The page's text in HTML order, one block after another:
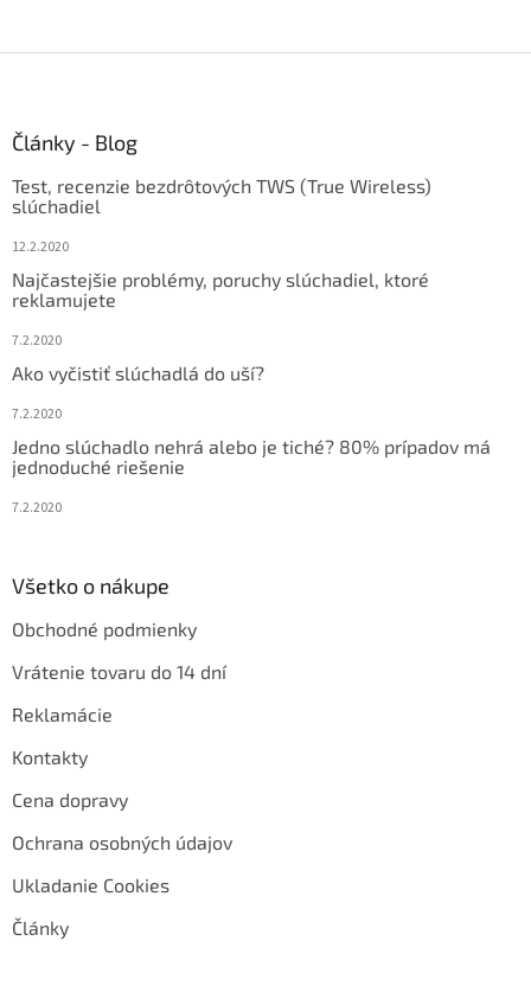
Články - Blog
Test, recenzie bezdrôtových TWS (True Wireless)
slúchadiel
12.2.2020
Najčastejšie problémy, poruchy slúchadiel, ktoré
reklamujete
7.2.2020
Ako vyčistiť slúchadlá do uší?
7.2.2020
Jedno slúchadlo nehrá alebo je tiché? 80% prípadov má
jednoduché riešenie
7.2.2020
Všetko o nákupe
Obchodné podmienky
Vrátenie tovaru do 14 dní
Reklamácie
Kontakty
Cena dopravy
Ochrana osobných údajov
Ukladanie Cookies
Články